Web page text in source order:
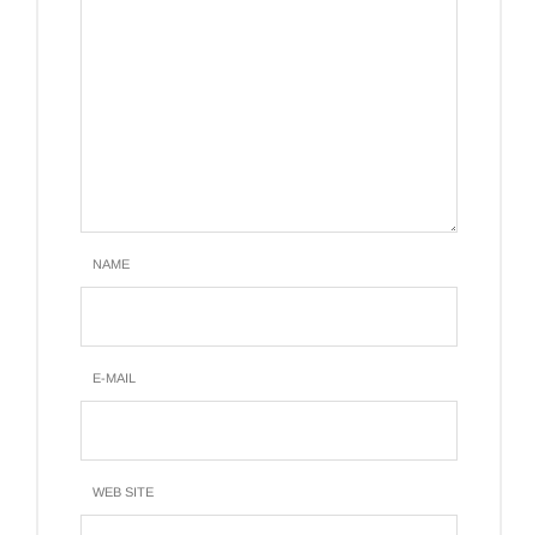
NAME
E-MAIL
WEB SITE